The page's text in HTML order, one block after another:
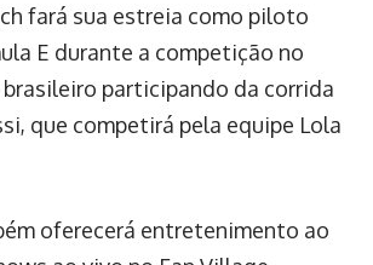
fará sua estreia como piloto
E durante a competição no
participando da corrida
que competirá pela equipe Lola
oferecerá entretenimento ao